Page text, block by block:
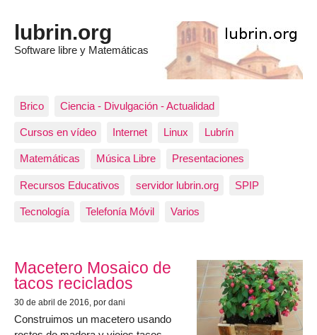
lubrin.org
Software libre y Matemáticas
Brico Ciencia - Divulgación - Actualidad
Cursos en vídeo Internet Linux Lubrín
Matemáticas Música Libre Presentaciones
Recursos Educativos servidor lubrin.org SPIP
Tecnología Telefonía Móvil Varios
Los artículos más recientes
Macetero Mosaico de
tacos reciclados
30 de abril de 2016, por dani
Construimos un macetero usando